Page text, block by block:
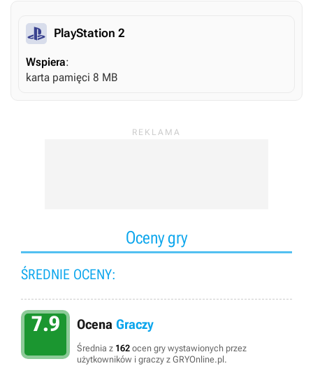
PlayStation 2
Wspiera:
karta pamięci 8 MB
Oceny gry
ŚREDNIE OCENY:
7.9 Ocena Graczy
Średnia z 162 ocen gry wystawionych przez
użytkowników i graczy z GRYOnline.pl.